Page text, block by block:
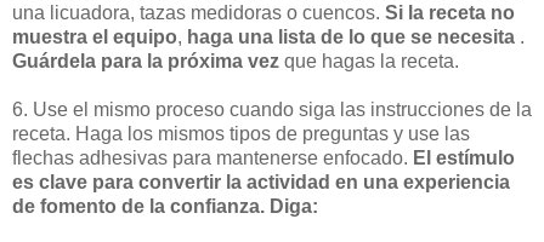
una licuadora, tazas medidoras o cuencos. Si la receta no
muestra el equipo, haga una lista de lo que se necesita .
Guárdela para la próxima vez que hagas la receta.
6. Use el mismo proceso cuando siga las instrucciones de la
receta. Haga los mismos tipos de preguntas y use las
flechas adhesivas para mantenerse enfocado. El estímulo
es clave para convertir la actividad en una experiencia
de fomento de la confianza. Diga: